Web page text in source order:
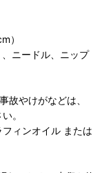
）
ニードル、ニップ
故やけがなどは、
。
ィンオイル または